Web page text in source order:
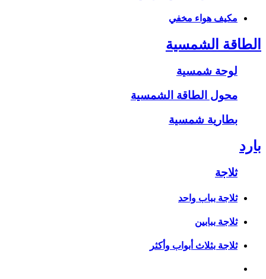
مكيف هواء مخفي
الطاقة الشمسية
لوحة شمسية
محول الطاقة الشمسية
بطارية شمسية
بارد
ثلاجة
ثلاجة بباب واحد
ثلاجة ببابين
ثلاجة بثلاث أبواب وأكثر